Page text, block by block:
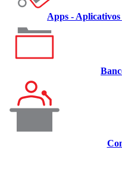
Apps -